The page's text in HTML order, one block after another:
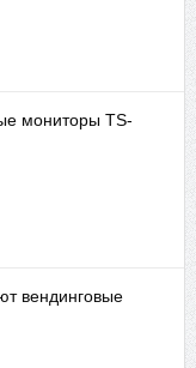
мониторы TS-
вендинговые